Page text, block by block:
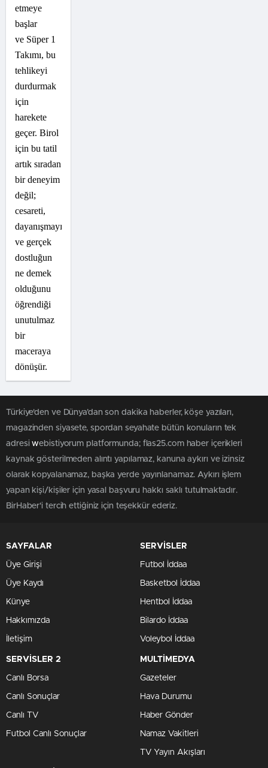
etmeye
başlar
ve Süper 1
Takımı, bu
tehlikeyi
durdurmak
için
harekete
geçer. Birol
için bu tatil
artık sıradan
bir deneyim
değil;
cesareti,
dayanışmayı
ve gerçek
dostluğun
ne demek
olduğunu
öğrendiği
unutulmaz
bir
maceraya
dönüşür.
Türkiye'den ve Dünya’dan son dakika haberler, köşe yazıları,
magazinden siyasete, spordan seyahate bütün konuların tek
adresiwebistiyorum platformunda; flas25.com haber içerikleri
kaynak gösterilmeden alıntı yapılamaz, kanuna aykırı ve izinsiz
olarak kopyalanamaz, başka yerde yayınlanamaz. Aykırı işlem
yapan kişi/kişiler için yasal başvuru hakkı saklı tutulmaktadır.
BirHaber'i tercih ettiğiniz için teşekkür ederiz.
SAYFALAR
Üye Girişi
Üye Kaydı
Künye
Hakkımızda
İletişim
SERVİSLER
Futbol İddaa
Basketbol İddaa
Hentbol İddaa
Bilardo İddaa
Voleybol İddaa
SERVİSLER 2
Canlı Borsa
Canlı Sonuçlar
Canlı TV
Futbol Canlı Sonuçlar
MULTİMEDYA
Gazeteler
Hava Durumu
Haber Gönder
Namaz Vakitleri
TV Yayın Akışları